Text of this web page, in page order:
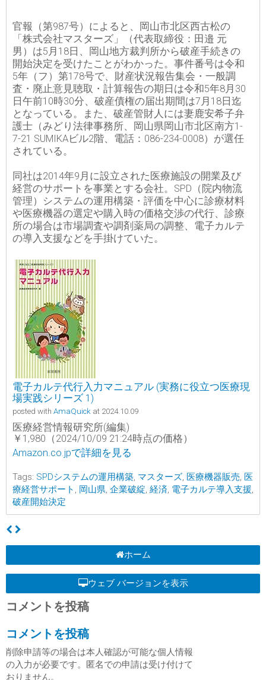
官報（第987号）によると、岡山市北区西古松の
「株式会社マスターズ」（代表取締役：田邉 元
男）は5月18日、岡山地方裁判所から破産手続きの
開始決定を受けたことがわかった。事件番号は令和
5年（フ）第178号で、財産状況報告集会・一般調
査・廃止意見聴取・計算報告の期日は令和5年8月30
日午前10時30分、破産債権の届出期間は7月18日迄
となっている。また、破産管財人には妻鹿安希子弁
護士（みどり法律事務所、岡山県岡山市北区南方1-
7-21 SUMIKAビル2階、電話：086-234-0008）が選任
されている。
同社は2014年9月に設立された医療施設の開業及び
経営のサポートを事業とする会社。SPD（院内物流
管理）システムの運用構築・評価を中心に診療材料
や医療機器の選定や購入時の価格交渉の代行、診療
所の場合は市場調査や調剤薬局の調整、電子カルテ
の導入支援などを手掛けていた。
電子カルテ代行入力マニュアル (実務に役立つ医療現
場実践シリーズ 1)
posted with AmaQuick at 2024.10.09
医療経営情報研究所(編集)
￥1,980（2024/10/09 21:24時点の価格）
Amazon.co.jpで詳細を見る
Tags: SPDシステムの運用構築, マスターズ, 医療機器販売, 医
療経営サポート , 岡山県, 企業破綻, 経済, 電子カルテ導入支援,
破産開始決定
ホーム
ウェブ バージョンを表示
コメントを投稿
コメントを投稿
削除申請等の場合は本人確認が可能な個人情報
の入力が必要です。匿名での申請は受け付けて
おりません。